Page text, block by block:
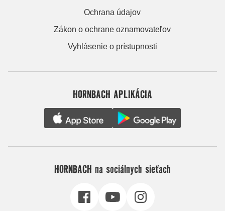
Ochrana údajov
Zákon o ochrane oznamovateľov
Vyhlásenie o prístupnosti
HORNBACH APLIKÁCIA
HORNBACH na sociálnych sieťach